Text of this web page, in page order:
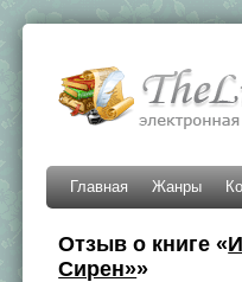
Главная Жанры
Отзыв о книге «
Сирен»»